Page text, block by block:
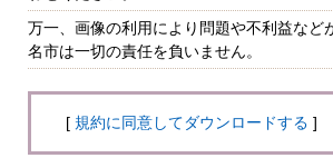
万一、画像の利用により問題や不利益など
名市は一切の責任を負いません。
[ 規約に同意してダウンロードする ]